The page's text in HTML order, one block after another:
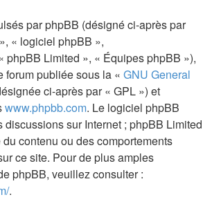
par phpBB (désigné ci-après par
« logiciel phpBB »,
phpBB Limited », « Équipes phpBB »),
forum publiée sous la « GNU General
ci-après par « GPL ») et
www.phpbb.com. Le logiciel phpBB
sur Internet ; phpBB Limited
du contenu ou des comportements
ce site. Pour de plus amples
phpBB, veuillez consulter :
.